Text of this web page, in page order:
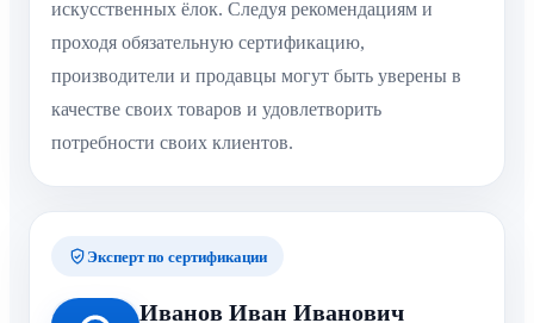
искусственных ёлок. Следуя рекомендациям и
проходя обязательную сертификацию,
производители и продавцы могут быть уверены в
качестве своих товаров и удовлетворить
потребности своих клиентов.
Эксперт по сертификации
Иванов Иван Иванович